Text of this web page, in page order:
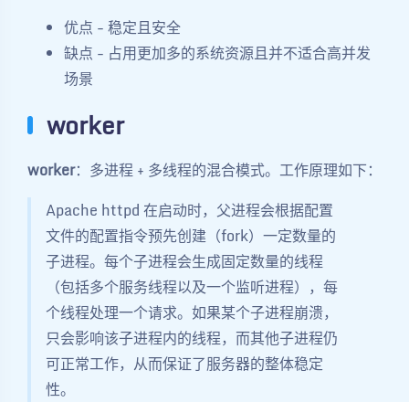
优点 - 稳定且安全
缺点 - 占用更加多的系统资源且并不适合高并发
场景
worker
worker：多进程 + 多线程的混合模式。工作原理如下：
Apache httpd 在启动时，父进程会根据配置
文件的配置指令预先创建（fork）一定数量的
子进程。每个子进程会生成固定数量的线程
（包括多个服务线程以及一个监听进程），每
个线程处理一个请求。如果某个子进程崩溃，
只会影响该子进程内的线程，而其他子进程仍
可正常工作，从而保证了服务器的整体稳定
性。